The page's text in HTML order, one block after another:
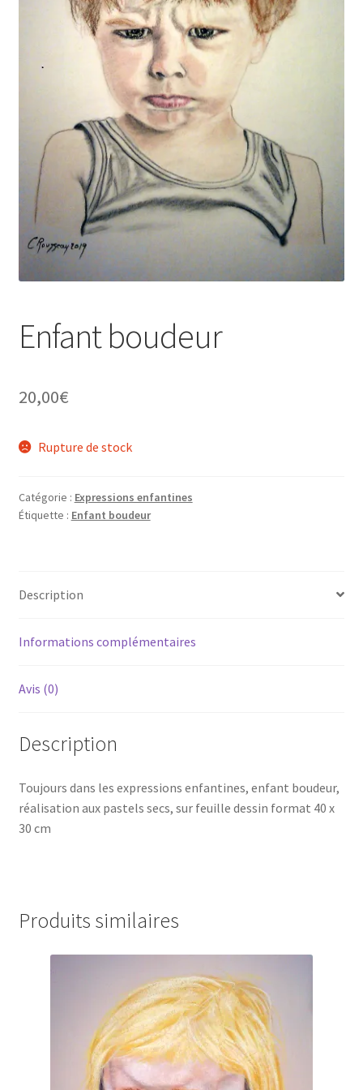
WPMS HTML Sitemap
Enfant boudeur
20,00€
Rupture de stock
Catégorie : Expressions enfantines
Étiquette : Enfant boudeur
Description
Informations complémentaires
Avis (0)
Description
Toujours dans les expressions enfantines, enfant boudeur,
réalisation aux pastels secs, sur feuille dessin format 40 x
30 cm
Produits similaires